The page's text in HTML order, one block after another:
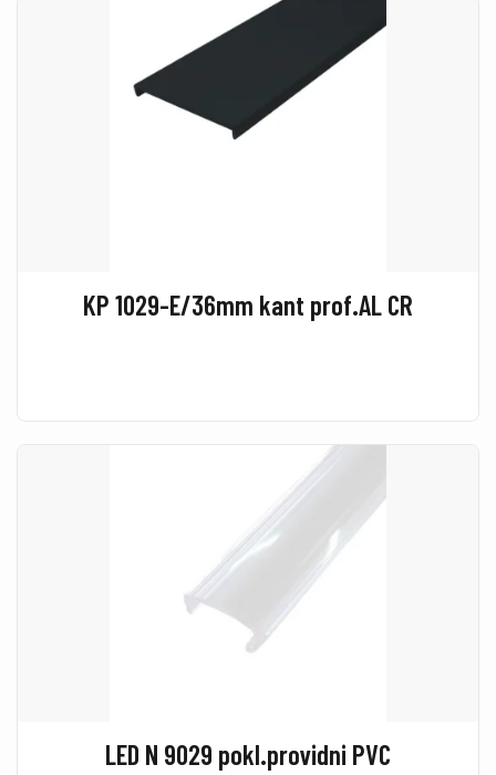
KP 1029-E/36mm kant prof.AL CR
LED N 9029 pokl.providni PVC